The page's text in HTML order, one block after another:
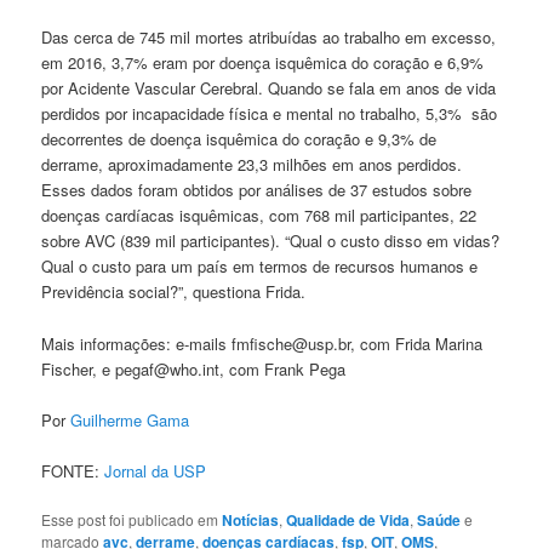
Das cerca de 745 mil mortes atribuídas ao trabalho em excesso,
em 2016, 3,7% eram por doença isquêmica do coração e 6,9%
por Acidente Vascular Cerebral. Quando se fala em anos de vida
perdidos por incapacidade física e mental no trabalho, 5,3% são
decorrentes de doença isquêmica do coração e 9,3% de
derrame, aproximadamente 23,3 milhões em anos perdidos.
Esses dados foram obtidos por análises de 37 estudos sobre
doenças cardíacas isquêmicas, com 768 mil participantes, 22
sobre AVC (839 mil participantes). “Qual o custo disso em vidas?
Qual o custo para um país em termos de recursos humanos e
Previdência social?”, questiona Frida.
Mais informações: e-mails fmfische@usp.br, com Frida Marina
Fischer, e pegaf@who.int, com Frank Pega
PorGuilherme Gama
FONTE:Jornal da USP
Esse post foi publicado emNotícias,Qualidade de Vida,Saúdee
marcadoavc,derrame,doenças cardíacas,fsp,OIT,OMS,